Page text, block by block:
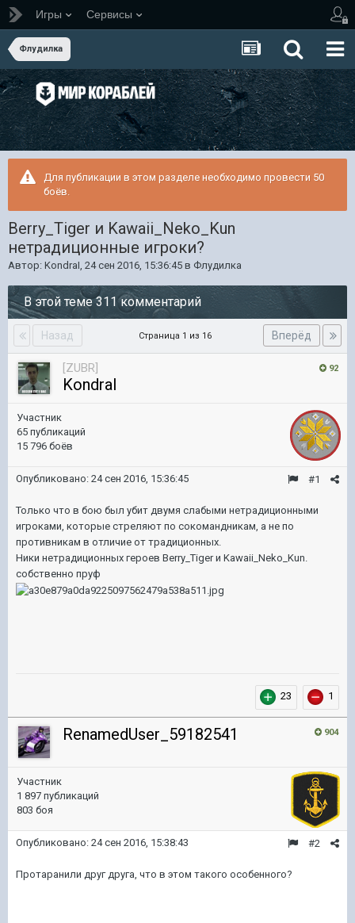
Игры Сервисы
Флудилка
Для публикации в этом разделе необходимо провести 50
боёв.
Berry_Tiger и Kawaii_Neko_Kun
нетрадиционные игроки?
Автор: KondraI, 24 сен 2016, 15:36:45 в Флудилка
В этой теме 311 комментарий
Назад Вперёд
Страница 1 из 16
92
[ZUBR]
KondraI
Участник
65 публикаций
15 796 боёв
#1
Опубликовано: 24 сен 2016, 15:36:45
Только что в бою был убит двумя слабыми нетрадиционными
игроками, которые стреляют по сокомандникам, а не по
противникам в отличие от традиционных.
Ники нетрадиционных героев Berry_Tiger и Kawaii_Neko_Kun.
собственно пруф
23 1
904
RenamedUser_59182541
Участник
1 897 публикаций
803 боя
#2
Опубликовано: 24 сен 2016, 15:38:43
Протаранили друг друга, что в этом такого особенного?